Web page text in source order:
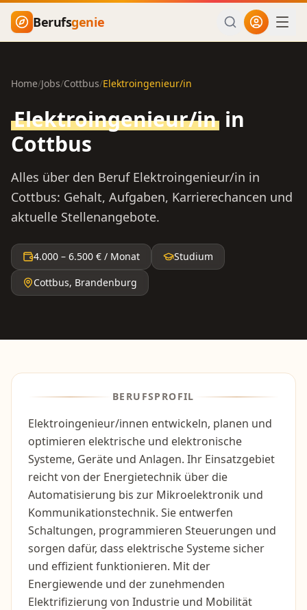
Zum Hauptinhalt springen
Berufsgenie
Home/Jobs/Cottbus/Elektroingenieur/in
Elektroingenieur/in in
Cottbus
Alles über den Beruf Elektroingenieur/in in
Cottbus: Gehalt, Aufgaben, Karrierechancen und
aktuelle Stellenangebote.
4.000 – 6.500 € / Monat
Studium
Cottbus, Brandenburg
BERUFSPROFIL
Elektroingenieur/innen entwickeln, planen und
optimieren elektrische und elektronische
Systeme, Geräte und Anlagen. Ihr Einsatzgebiet
reicht von der Energietechnik über die
Automatisierung bis zur Mikroelektronik und
Kommunikationstechnik. Sie entwerfen
Schaltungen, programmieren Steuerungen und
sorgen dafür, dass elektrische Systeme sicher
und effizient funktionieren. Mit der
Energiewende und der zunehmenden
Elektrifizierung von Industrie und Mobilität